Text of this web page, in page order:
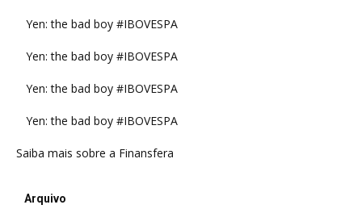
Yen: the bad boy #IBOVESPA
Yen: the bad boy #IBOVESPA
Yen: the bad boy #IBOVESPA
Yen: the bad boy #IBOVESPA
Saiba mais sobre a Finansfera
Arquivo